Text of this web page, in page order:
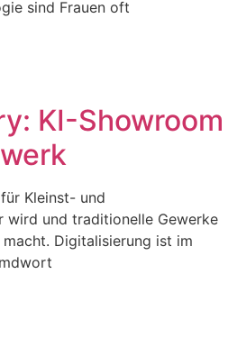
sind Frauen oft
KI-Showroom
Kleinst- und
wird und traditionelle Gewerke
Digitalisierung ist im